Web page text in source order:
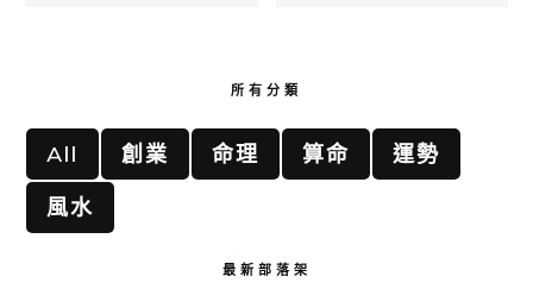
所有分類
All 創業 命理 算命
運勢
風水
最新部落架